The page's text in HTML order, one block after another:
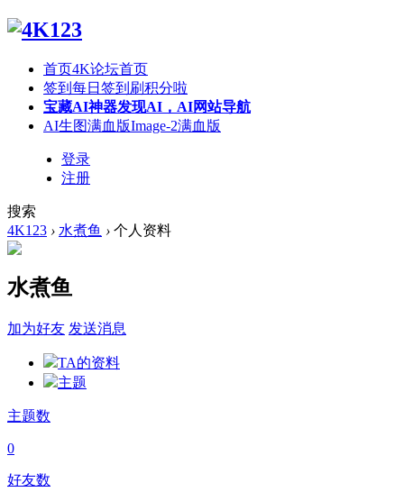
首页4K论坛首页
签到 每日签到刷积分啦
宝藏AI神器发现AI，AI网站导航
AI生图满血版Image-2满血版
登录
注册
搜索
4K123 › 水煮鱼 › 个人资料
水煮鱼
加为好友 发送消息
TA的资料
主题
主题数
0
好友数